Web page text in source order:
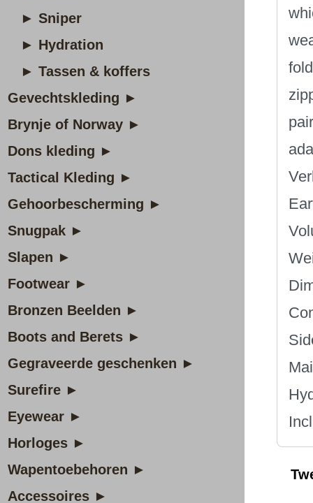
► Sniper
► Hydration
► Tassen & koffers
Gevechtskleding ►
Brynje of Norway ►
Dons kleding ►
Tactical Kleding ►
Gehoorbescherming ►
Snugpak ►
Slapen ►
Footwear ►
Bronzen Beelden ►
Boots and Berets ►
Gegraveerde geschenken ►
Surefire ►
Eyewear ►
Horloges ►
Wapentoebehoren ►
Accessoires ►